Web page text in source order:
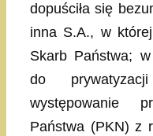
dopuściła się
inna S.A., w
Skarb Państwa;
do
występowanie
Państwa (PKN) z